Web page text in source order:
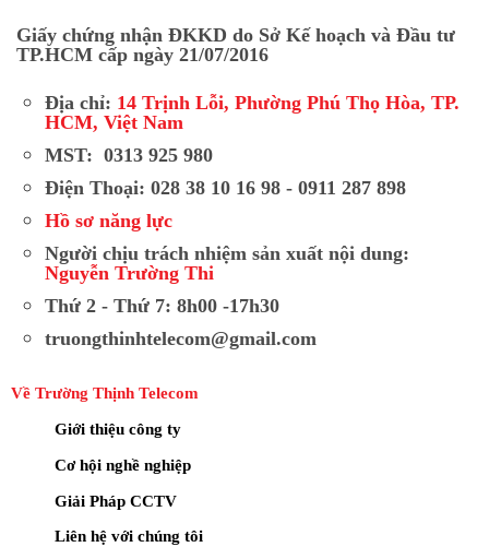
Giấy chứng nhận ĐKKD do Sở Kế hoạch và Đầu tư
TP.HCM cấp ngày 21/07/2016
Địa chỉ: 14 Trịnh Lỗi, Phường Phú Thọ Hòa, TP.
HCM, Việt Nam
MST: 0313 925 980
Điện Thoại: 028 38 10 16 98 - 0911 287 898
Hồ sơ năng lực
Người chịu trách nhiệm sản xuất nội dung:
Nguyễn Trường Thi
Thứ 2 - Thứ 7: 8h00 -17h30
truongthinhtelecom@gmail.com
Về Trường Thịnh Telecom
Giới thiệu công ty
Cơ hội nghề nghiệp
Giải Pháp CCTV
Liên hệ với chúng tôi